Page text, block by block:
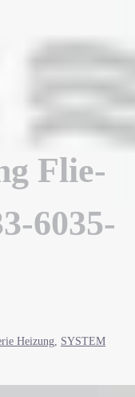
Flie-
6035-
Heizung, SYSTEM